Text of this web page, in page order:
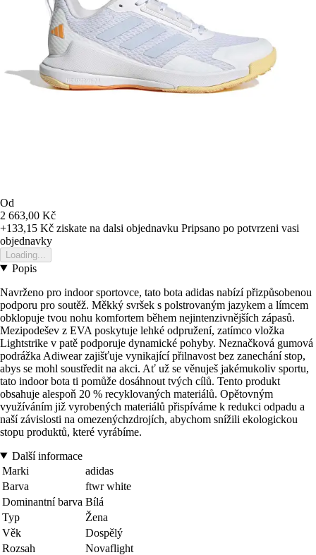
Od
2 663,00 Kč
+133,15 Kč ziskate na dalsi objednavku Pripsano po potvrzeni vasi
objednavky
Loading...
Popis
Navrženo pro indoor sportovce, tato bota adidas nabízí přizpůsobenou
podporu pro soutěž. Měkký svršek s polstrovaným jazykem a límcem
obklopuje tvou nohu komfortem během nejintenzivnějších zápasů.
Mezipodešev z EVA poskytuje lehké odpružení, zatímco vložka
Lightstrike v patě podporuje dynamické pohyby. Neznačková gumová
podrážka Adiwear zajišťuje vynikající přilnavost bez zanechání stop,
abys se mohl soustředit na akci. Ať už se věnuješ jakémukoliv sportu,
tato indoor bota ti pomůže dosáhnout tvých cílů. Tento produkt
obsahuje alespoň 20 % recyklovaných materiálů. Opětovným
využíváním již vyrobených materiálů přispíváme k redukci odpadu a
naší závislosti na omezenýchzdrojích, abychom snížili ekologickou
stopu produktů, které vyrábíme.
Další informace
Marki
adidas
Barva
ftwr white
Dominantní barva Bílá
Typ
Žena
Věk
Dospělý
Rozsah
Novaflight